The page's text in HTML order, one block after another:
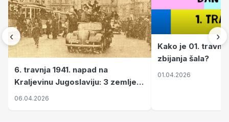
‹
6. travnja 1941. napad na
Kraljevinu Jugoslaviju: 3 zemlje
nastale njenim raspadom
06.04.2026
Kako je 01.
zbijanja šala?
01.04.2026
›